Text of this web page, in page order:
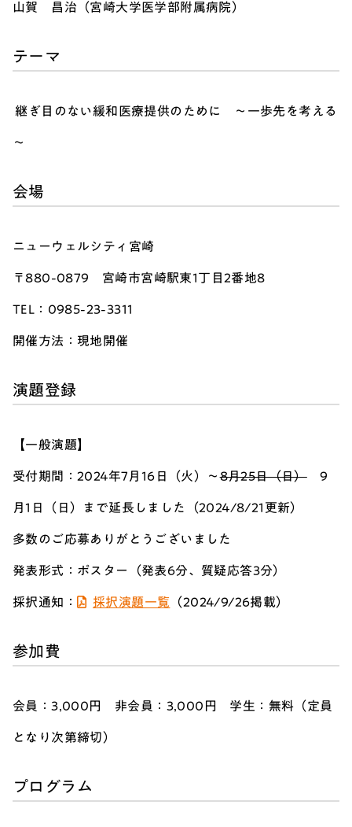
山賀 昌治（宮崎大学医学部附属病院）
テーマ
継ぎ目のない緩和医療提供のために ～一歩先を考える
～
会場
ニューウェルシティ宮崎
〒880-0879 宮崎市宮崎駅東1丁目2番地8
TEL：0985-23-3311
開催方法：現地開催
演題登録
【一般演題】
受付期間：2024年7月16日（火）～8月25日（日）9
月1日（日）まで延長しました（2024/8/21更新）
多数のご応募ありがとうございました
発表形式：ポスター（発表6分、質疑応答3分）
採択通知： 採択演題一覧 （2024/9/26掲載）
参加費
会員：3,000円 非会員：3,000円 学生：無料（定員
となり次第締切）
プログラム